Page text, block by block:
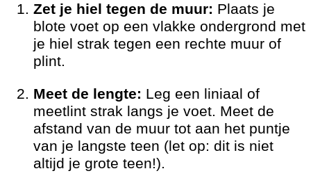
Zet je hiel tegen de muur: Plaats je
blote voet op een vlakke ondergrond met
je hiel strak tegen een rechte muur of
plint.
Meet de lengte: Leg een liniaal of
meetlint strak langs je voet. Meet de
afstand van de muur tot aan het puntje
van je langste teen (let op: dit is niet
altijd je grote teen!).